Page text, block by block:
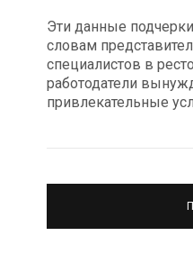
Эти данные
словам
специалистов в
работодатели
привлекательные